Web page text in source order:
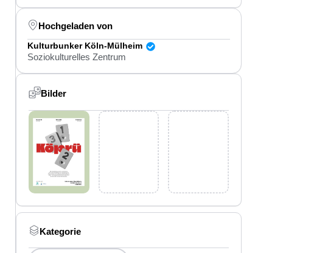
Hochgeladen von
Kulturbunker Köln-Mülheim
Soziokulturelles Zentrum
Bilder
Kategorie